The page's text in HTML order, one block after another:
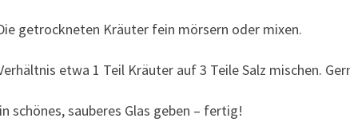
getrockneten Kräuter fein mörsern oder mixen.
etwa 1 Teil Kräuter auf 3 Teile Salz mischen.
schönes, sauberes Glas geben – fertig!